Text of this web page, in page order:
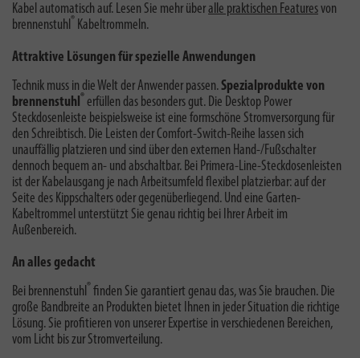
Kabel automatisch auf. Lesen Sie mehr überalle praktischen Featuresvon
brennenstuhl® Kabeltrommeln.
Attraktive Lösungen für spezielle Anwendungen
Technik muss in die Welt der Anwender passen.Spezialprodukte von
brennenstuhl® erfüllen das besonders gut. Die Desktop Power
Steckdosenleiste beispielsweise ist eine formschöne Stromversorgung für
den Schreibtisch. Die Leisten der Comfort-Switch-Reihe lassen sich
unauffällig platzieren und sind über den externen Hand-/Fußschalter
dennoch bequem an- und abschaltbar. Bei Primera-Line-Steckdosenleisten
ist der Kabelausgang je nach Arbeitsumfeld flexibel platzierbar: auf der
Seite des Kippschalters oder gegenüberliegend. Und eine Garten-
Kabeltrommel unterstützt Sie genau richtig bei Ihrer Arbeit im
Außenbereich.
An alles gedacht
Bei brennenstuhl® finden Sie garantiert genau das, was Sie brauchen. Die
große Bandbreite an Produkten bietet Ihnen in jeder Situation die richtige
Lösung. Sie profitieren von unserer Expertise in verschiedenen Bereichen,
vom Licht bis zur Stromverteilung.